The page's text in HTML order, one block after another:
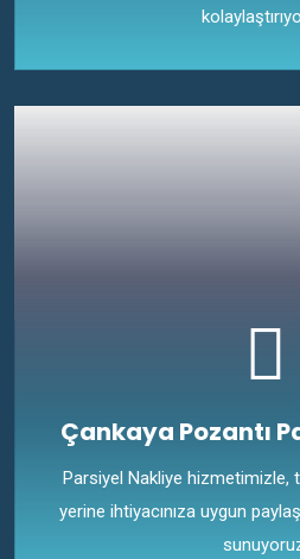
Çankaya Pozantı
Parsiyel Nakliye hizmetimizle,
yerine ihtiyacınıza uygun